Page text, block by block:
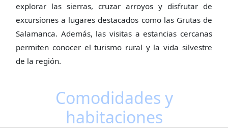
explorar las sierras, cruzar arroyos y disfrutar de
excursiones a lugares destacados como las Grutas de
Salamanca. Además, las visitas a estancias cercanas
permiten conocer el turismo rural y la vida silvestre
de la región.
Comodidades y
habitaciones